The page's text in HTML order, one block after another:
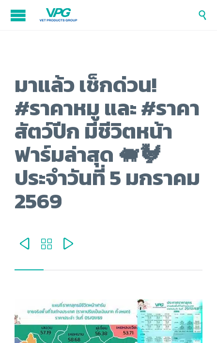

มาแล้ว เช็กด่วน!
#ราคาหมู และ #ราคา
สัตว์ปีก มีชีวิตหน้า
ฟาร์มล่าสุด 🐖🐓
ประจำวันที่ 5 มกราคม
2569
  